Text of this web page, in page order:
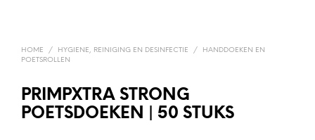
HOME / HYGIENE, REINIGING EN DESINFECTIE /
HANDDOEKEN EN
POETSROLLEN
PRIMPXTRA STRONG
POETSDOEKEN | 50 STUKS